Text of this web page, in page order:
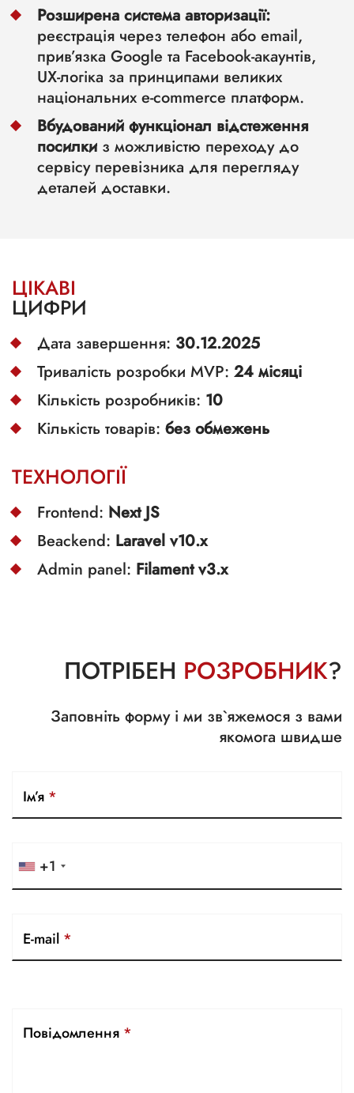
Розширена система авторизації:
реєстрація через телефон або email,
прив’язка Google та Facebook-акаунтів,
UX-логіка за принципами великих
національних e-commerce платформ.
Вбудований функціонал відстеження
посилки з можливістю переходу до
сервісу перевізника для перегляду
деталей доставки.
ЦІКАВІ
ЦИФРИ
Дата завершення: 30.12.2025
Тривалість розробки MVP: 24 місяці
Кількість розробників: 10
Кількість товарів: без обмежень
ТЕХНОЛОГІЇ
Frontend: Next JS
Beackend: Laravel v10.x
Admin panel: Filament v3.x
Ім’я *
+1
E-mail *
Повідомлення *
ПОТРІБЕН РОЗРОБНИК?
Заповніть форму і ми зв`яжемося з вами
якомога швидше